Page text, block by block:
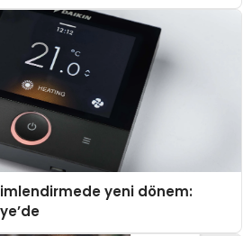
yeni dönem: